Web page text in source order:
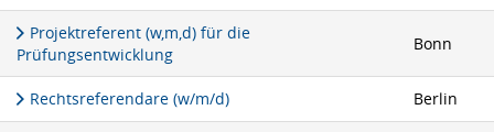
Projektreferent (w,m,d) für die
Prüfungsentwicklung
Bonn
Rechtsreferendare (w/m/d) Berlin